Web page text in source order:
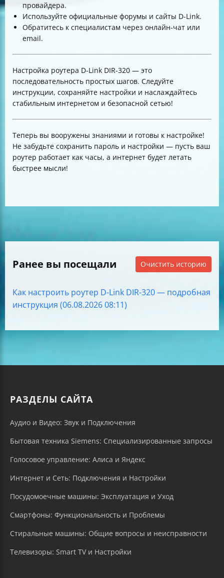
провайдера.
Используйте официальные форумы и сайты D-Link.
Обратитесь к специалистам через онлайн-чат или
email.
Настройка роутера D-Link DIR-320 — это
последовательность простых шагов. Следуйте
инструкции, сохраняйте настройки и наслаждайтесь
стабильным интернетом и безопасной сетью!
Теперь вы вооружены знаниями и готовы к настройке!
Не забудьте сохранить пароль и настройки — пусть ваш
роутер работает как часы, а интернет будет летать
быстрее мысли!
Ранее вы посещали Очистить историю
Как настроить роутер D-Link DIR-320 — подробная
инструкция (06.08.2026 08:11)
РАЗДЕЛЫ САЙТА
Аудио и Видео: Звук и Подключения
Бытовая техника Siemens: Специализированные запросы
Голосовое управление: Алиса и Яндекс
Интернет и Сеть: Подключения и Настройки
Посудомоечные машины: Эксплуатация и Уход
Смартфоны: Функциональность и Проблемы
Стиральные машины: Общие вопросы и неисправности
Телевизоры: Smart TV и Настройки